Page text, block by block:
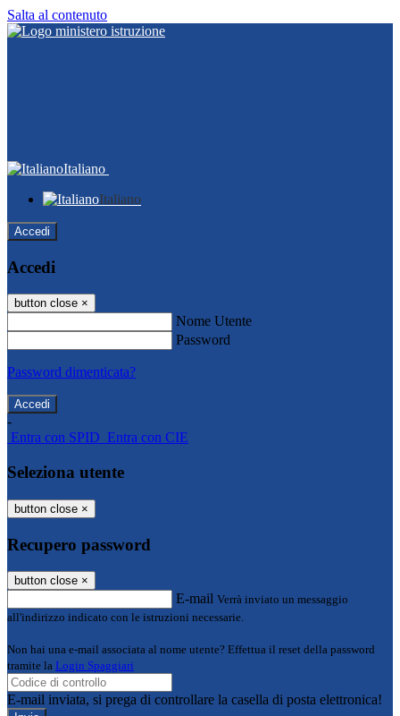
Salta al contenuto
Italiano
Italiano
Accedi
Accedi
button close ×
Nome Utente
Password
Password dimenticata?
-
Entra con SPID Entra con CIE
Seleziona utente
button close ×
Recupero password
button close ×
E-mail Verrà inviato un messaggio
all'indirizzo indicato con le istruzioni necessarie.
Non hai una e-mail associata al nome utente? Effettua il reset della password
tramite la Login Spaggiari
E-mail inviata, si prega di controllare la casella di posta elettronica!